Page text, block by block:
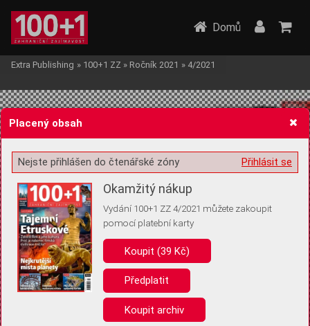
Žádost o souhlas s ukládáním volitelných informací
Pro základní fungování webu nepotřebujeme ukládat žádné informace
(tzv. cookies apod.). Rádi bychom vás ale požádali o souhlas s
uložením volitelných informací:
Anonymní unikátní ID
Díky němu příště poznáme, že se jedná o stejné zařízení, a
Domů
Extra Publishing » 100+1 ZZ » Ročník 2021 » 4/2021
Placený obsah
Přihlásit se
Nejste přihlášen do čtenářské zóny
Okamžitý nákup
Vydání 100+1 ZZ 4/2021 můžete zakoupit
pomocí platební karty
Koupit (39 Kč)
Předplatit
Koupit archiv